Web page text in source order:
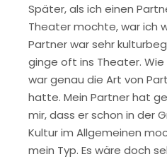
Später, als ich einen
Theater mochte, war ich
Partner war sehr
ginge oft ins Theater. Wie
war genau die Art von
hatte. Mein Partner hat
mir, dass er schon in der
Kultur im Allgemeinen
mein Typ. Es wäre doch